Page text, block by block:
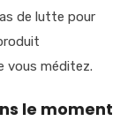
de lutte pour
vous méditez.
le moment